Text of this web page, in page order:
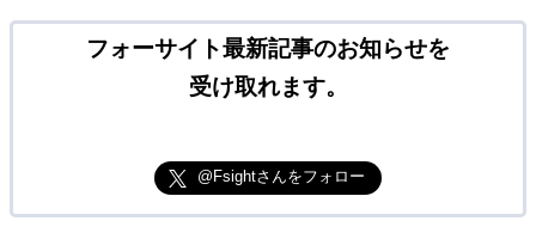
フォーサイト最新記事のお知らせを
受け取れます。
@Fsightさんをフォロー